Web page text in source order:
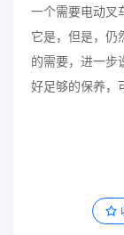
一个需要电动叉
它是，但是，仍
的需要，进一步
好足够的保养，